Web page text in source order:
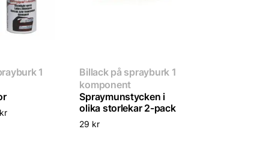
1
Billack på sprayburk 1
komponent
Spraymunstycken i
olika storlekar 2-pack
29 kr